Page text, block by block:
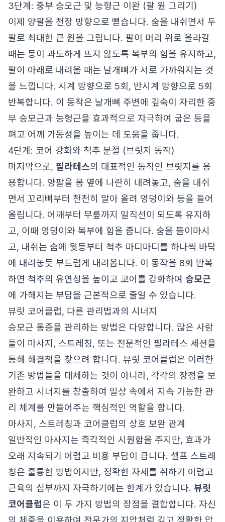
3단계: 중부 승모근 및 능형근 이완 (팔 원 그리기)
이제 양팔을 천장 방향으로 뻗습니다. 숨을 내쉬면서 두
팔로 최대한 큰 원을 그립니다. 팔이 머리 위로 올라갈
때는 등이 과도하게 뜨지 않도록 복부의 힘을 유지하고,
팔이 아래로 내려올 때는 날개뼈가 서로 가까워지는 것
을 느낍니다. 시계 방향으로 5회, 반시계 방향으로 5회
반복합니다. 이 동작은 날개뼈 주변에 깊숙이 자리한 중
부 승모근과 능형근을 효과적으로 자극하여 굽은 등을
펴고 어깨 가동성을 높이는 데 도움을 줍니다.
4단계: 코어 강화와 척추 분절 (브릿지 동작)
마지막으로, 필라테스의 대표적인 동작인 브릿지를 응
용합니다. 양팔을 몸 옆에 나란히 내려놓고, 숨을 내쉬
면서 꼬리뼈부터 천천히 말아 올려 엉덩이와 등을 들어
올립니다. 어깨부터 무릎까지 일직선이 되도록 유지하
고, 이때 엉덩이와 복부에 힘을 줍니다. 숨을 들이마시
고, 내쉬는 숨에 윗등부터 척추 마디마디를 하나씩 바닥
에 내려놓듯 부드럽게 내려옵니다. 이 동작을 8회 반복
하면 척추의 유연성을 높이고 코어를 강화하여 승모근
에 가해지는 부담을 근본적으로 줄일 수 있습니다.
뷰릿 코어클럽, 다른 관리법과의 시너지
승모근 통증을 관리하는 방법은 다양합니다. 많은 사람
들이 마사지, 스트레칭, 또는 전문적인 필라테스 세션을
통해 해결책을 찾으려 합니다. 뷰릿 코어클럽은 이러한
기존 방법들을 대체하는 것이 아니라, 각각의 장점을 보
완하고 시너지를 창출하여 일상 속에서 지속 가능한 관
리 체계를 만들어주는 핵심적인 역할을 합니다.
마사지, 스트레칭과 코어클럽의 상호 보완 관계
일반적인 마사지는 즉각적인 시원함을 주지만, 효과가
오래 지속되기 어렵고 비용 부담이 큽니다. 셀프 스트레
칭은 훌륭한 방법이지만, 정확한 자세를 취하기 어렵고
근육의 심부까지 자극하기에는 한계가 있습니다. 뷰릿
코어클럽은 이 두 가지 방법의 장점을 결합합니다. 자신